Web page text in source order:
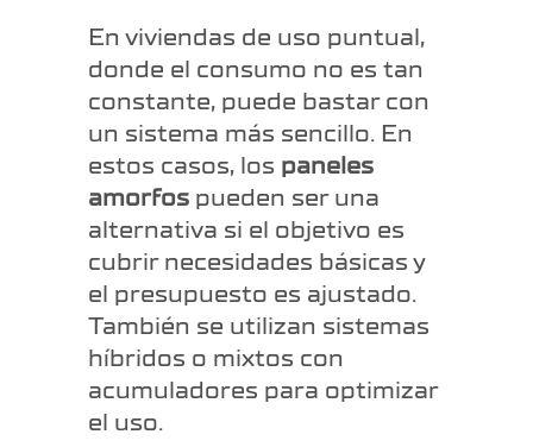
En viviendas de uso puntual,
donde el consumo no es tan
constante, puede bastar con
un sistema más sencillo. En
estos casos, los paneles
amorfos pueden ser una
alternativa si el objetivo es
cubrir necesidades básicas y
el presupuesto es ajustado.
También se utilizan sistemas
híbridos o mixtos con
acumuladores para optimizar
el uso.